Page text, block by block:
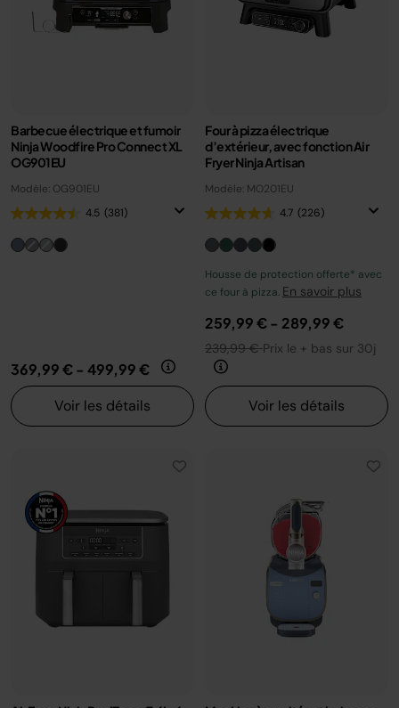
Barbecue électrique et fumoir
Ninja Woodfire Pro Connect XL
OG901EU
Modèle: OG901EU
4.5 (381)
369,99 €- 499,99 €
Voir les détails
Four à pizza électrique
d’extérieur, avec fonction Air
Fryer Ninja Artisan
Modèle: MO201EU
4.7 (226)
Housse de protection offerte* avec
ce four à pizza. En savoir plus
259,99 €- 289,99 €
239,99 €Prix le + bas sur 30j
Voir les détails